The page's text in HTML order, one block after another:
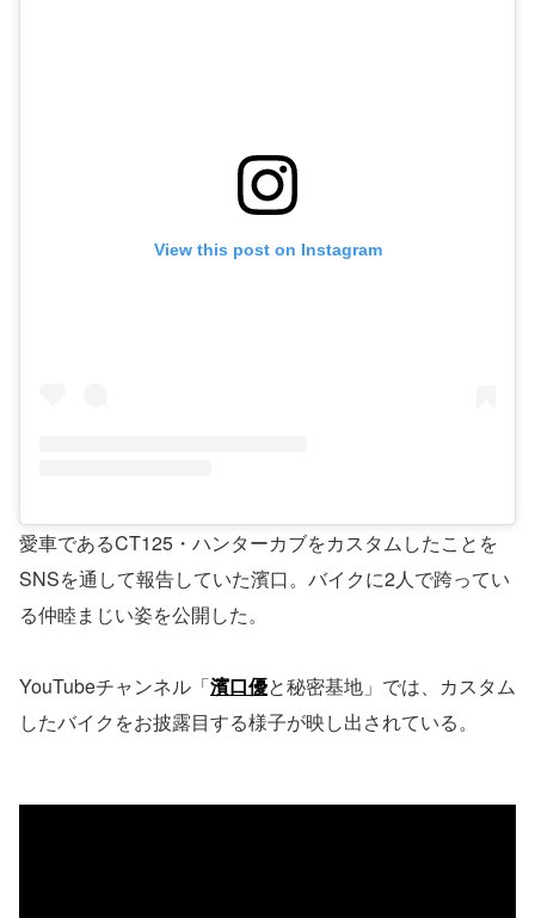
View this post on Instagram
愛車であるCT125・ハンターカブをカスタムしたことを
SNSを通して報告していた濱口。バイクに2人で跨ってい
る仲睦まじい姿を公開した。
YouTubeチャンネル「濱口優と秘密基地」では、カスタム
したバイクをお披露目する様子が映し出されている。